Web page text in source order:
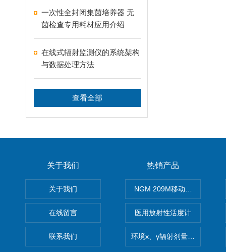
一次性全封闭集菌培养器 无
菌检查专用耗材应用介绍
在线式辐射监测仪的系统架构
与数据处理方法
查看全部
关于我们
关于我们
在线留言
联系我们
热销产品
NGM 209M移动式惰性气体
医用放射性活度计
环境x、γ辐射剂量率仪